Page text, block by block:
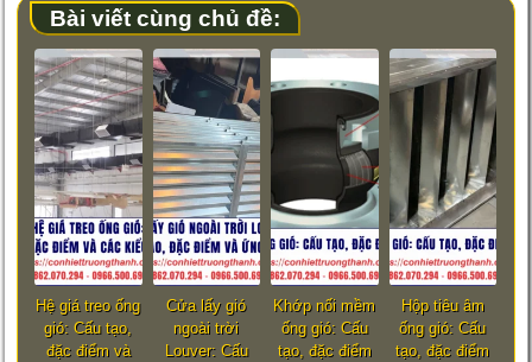
Bài viết cùng chủ đề:
Hệ giá treo ống
gió: Cấu tạo,
đặc điểm và
Cửa lấy gió
ngoài trời
Louver: Cấu
Khớp nối mềm
ống gió: Cấu
tạo, đặc điểm
Hộp tiêu âm
ống gió: Cấu
tạo, đặc điểm